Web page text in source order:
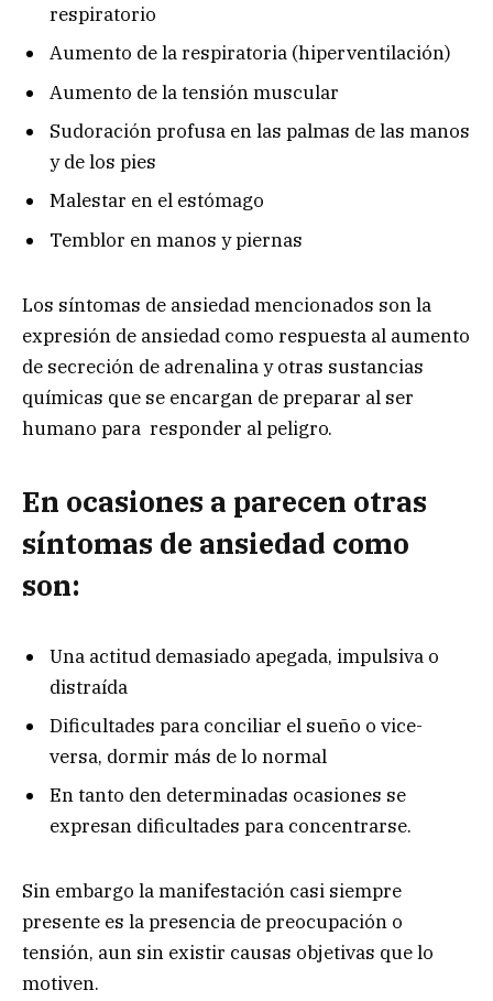
respiratorio
Aumento de la respiratoria (hiperventilación)
Aumento de la tensión muscular
Sudoración profusa en las palmas de las manos
y de los pies
Malestar en el estómago
Temblor en manos y piernas
Los síntomas de ansiedad mencionados son la
expresión de ansiedad como respuesta al aumento
de secreción de adrenalina y otras sustancias
químicas que se encargan de preparar al ser
humano para responder al peligro.
En ocasiones a parecen otras
síntomas de ansiedad como
son:
Una actitud demasiado apegada, impulsiva o
distraída
Dificultades para conciliar el sueño o vice-
versa, dormir más de lo normal
En tanto den determinadas ocasiones se
expresan dificultades para concentrarse.
Sin embargo la manifestación casi siempre
presente es la presencia de preocupación o
tensión, aun sin existir causas objetivas que lo
motiven.